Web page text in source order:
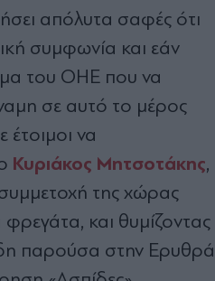
απόλυτα σαφές ότι
συμφωνία και εάν
του ΟΗΕ που να
σε αυτό το μέρος
να
Κυριάκος Μητσοτάκης,
της χώρας
και θυμίζοντας
παρούσα στην Ερυθρά